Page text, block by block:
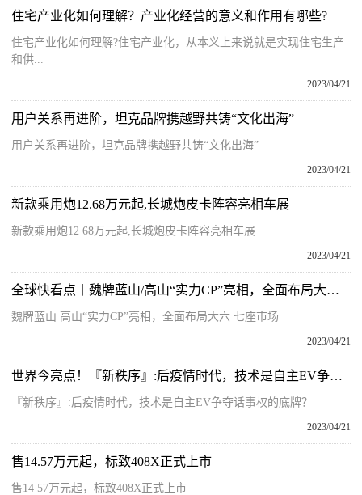
住宅产业化如何理解？产业化经营的意义和作用有哪些?
住宅产业化如何理解?住宅产业化，从本义上来说就是实现住宅生产
和供...
2023/04/21
用户关系再进阶，坦克品牌携越野共铸“文化出海”
用户关系再进阶，坦克品牌携越野共铸“文化出海”
2023/04/21
新款乘用炮12.68万元起,长城炮皮卡阵容亮相车展
新款乘用炮12 68万元起,长城炮皮卡阵容亮相车展
2023/04/21
全球快看点丨魏牌蓝山/高山“实力CP”亮相，全面布局大六/七座市场
魏牌蓝山 高山“实力CP”亮相，全面布局大六 七座市场
2023/04/21
世界今亮点！『新秩序』:后疫情时代，技术是自主EV争夺话事权的底牌？
『新秩序』:后疫情时代，技术是自主EV争夺话事权的底牌？
2023/04/21
售14.57万元起，标致408X正式上市
售14 57万元起，标致408X正式上市